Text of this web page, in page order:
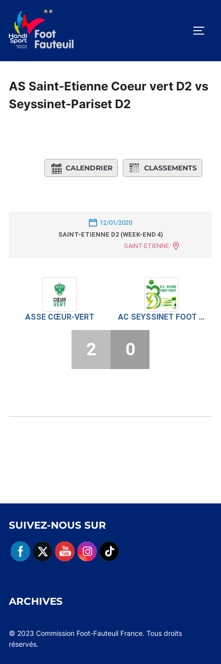
contenu
AS Saint-Etienne Coeur vert D2 vs
Seyssinet-Pariset D2
CALENDRIER CLASSEMENTS
12/01/2020
SAINT-ETIENNE D2 (WEEK-END 4)
SAINT-ETIENNE
ASSE CŒUR-VERT AC SEYSSINET FOOT FAUTEUIL
2 0
SUIVEZ-NOUS SUR
ARCHIVES
© 2023 Commission Foot-Fauteuil France. Tous droits
réservés.